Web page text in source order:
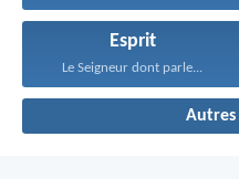
Esprit
Le Seigneur dont parle...
Autres